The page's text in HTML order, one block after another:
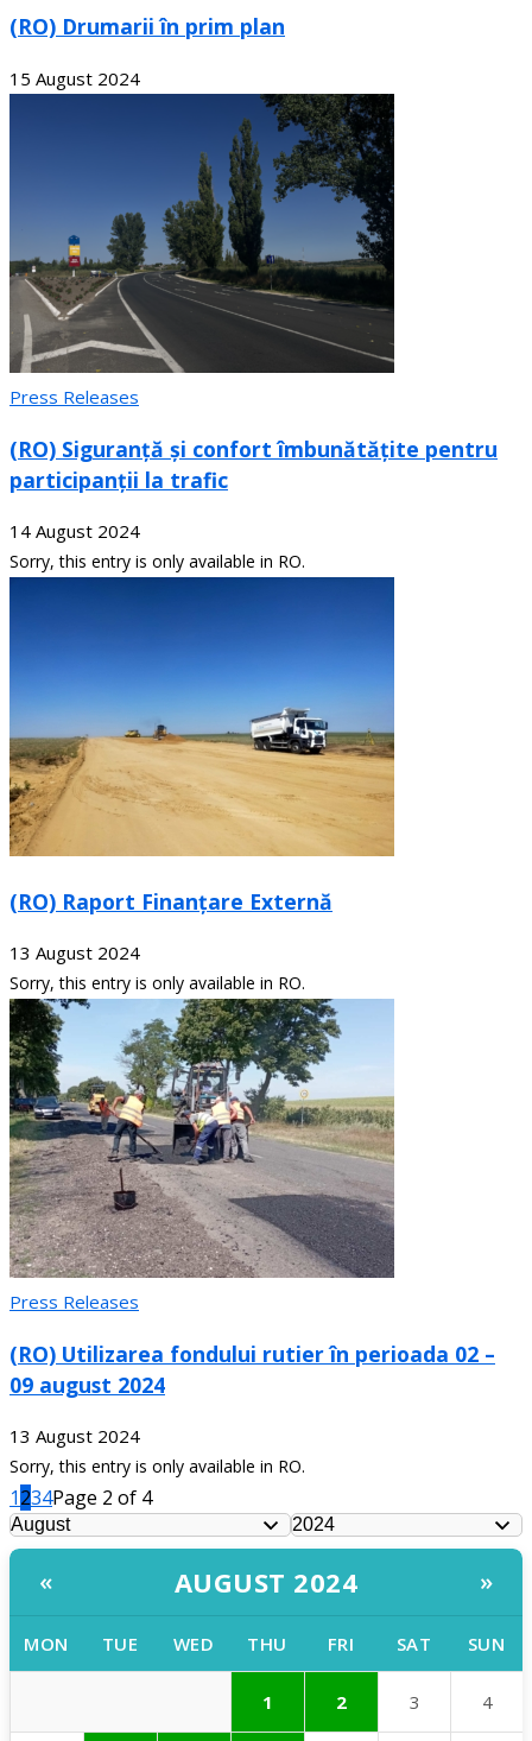
(RO) Drumarii în prim plan
15 August 2024
Press Releases
(RO) Siguranță și confort îmbunătățite pentru
participanții la trafic
14 August 2024
Sorry, this entry is only available in RO.
(RO) Raport Finanțare Externă
13 August 2024
Sorry, this entry is only available in RO.
Press Releases
(RO) Utilizarea fondului rutier în perioada 02 –
09 august 2024
13 August 2024
Sorry, this entry is only available in RO.
1234Page 2 of 4
« AUGUST 2024 »
MON TUE WED THU FRI SAT SUN
1 2 3 4